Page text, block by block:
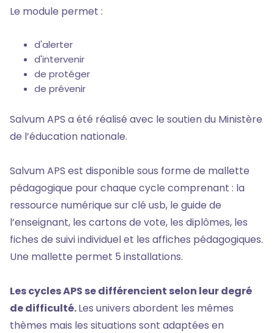
Le module permet :
d'alerter
d'intervenir
de protéger
de prévenir
Salvum APS a été réalisé avec le soutien du Ministère
de l’éducation nationale.
Salvum APS est disponible sous forme de mallette
pédagogique pour chaque cycle comprenant : la
ressource numérique sur clé usb, le guide de
l’enseignant, les cartons de vote, les diplômes, les
fiches de suivi individuel et les affiches pédagogiques.
Une mallette permet 5 installations.
Les cycles APS se différencient selon leur degré
de difficulté.Les univers abordent les mêmes
thèmes mais les situations sont adaptées en